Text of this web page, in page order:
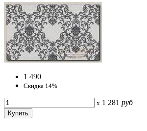
1 490
Скидка 14%
x 1 281 руб